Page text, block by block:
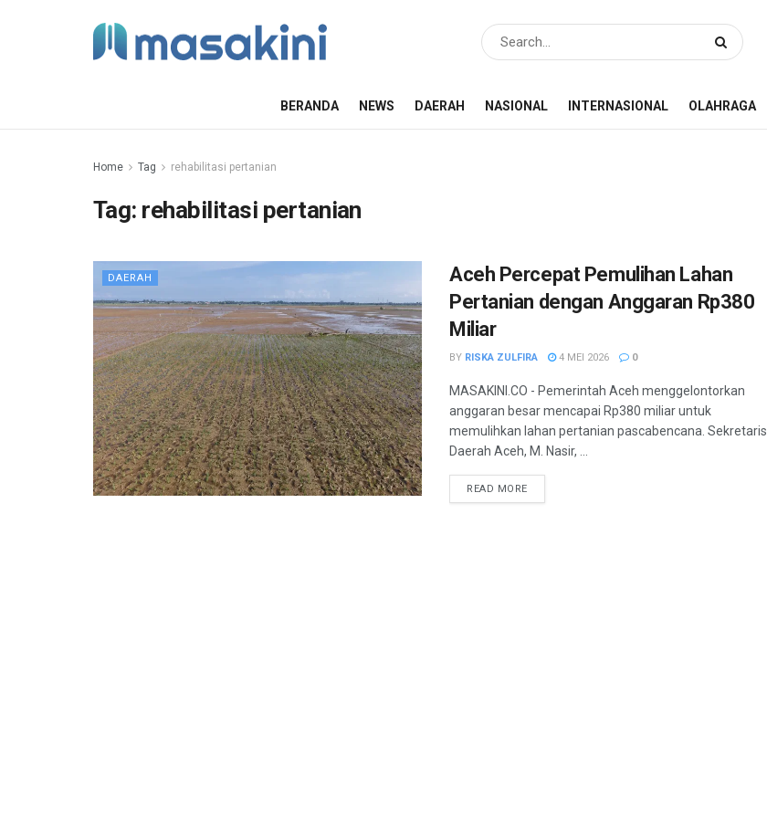
BERANDA NEWS DAERAH NASIONAL INTERNASIONAL OLAHRAGA
Home Tag rehabilitasi pertanian
Tag: rehabilitasi pertanian
DAERAH
Aceh Percepat Pemulihan Lahan
Pertanian dengan Anggaran Rp380
Miliar
BY RISKA ZULFIRA 4 MEI 2026 0
MASAKINI.CO - Pemerintah Aceh menggelontorkan
anggaran besar mencapai Rp380 miliar untuk
memulihkan lahan pertanian pascabencana. Sekretaris
Daerah Aceh, M. Nasir, ...
READ MORE